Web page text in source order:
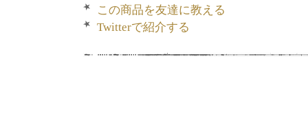
この商品を友達に教える
Twitterで紹介する